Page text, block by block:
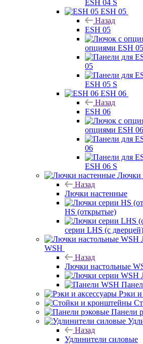
ESH 04 S
ESH 05
Назад
ESH 05
опциями ESH 05
05
ESH 05 S
ESH 06
Назад
ESH 06
опциями ESH 06
06
ESH 06 S
Лючки
Назад
Лючки настенные
HS (открытые)
серии LHS (с дверцей)
WSH
Назад
Лючки настольные
Рэки и
Панели
Назад
Удлинители силовые